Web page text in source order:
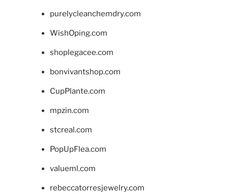
purelycleanchemdry.com
WishOping.com
shoplegacee.com
bonvivantshop.com
CupPlante.com
mpzin.com
stcreal.com
PopUpFlea.com
valueml.com
rebeccatorresjewelry.com